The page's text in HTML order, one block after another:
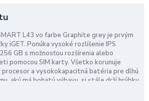
L43 vo farbe Graphite grey je prvým
iGET. Ponúka vysoké rozlíšenie IPS
GB s možnosťou rozšírenia alebo
pomocou SIM karty. Všetko korunuje
a vysokokapacitná batéria pre dlhú
akú má bohatú výbavu, si stále drží hrúbku